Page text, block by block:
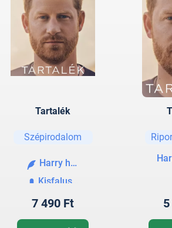
Tartalék
Szépirodalom
Harry herceg
Kisfalusi Lehel
7 490 Ft